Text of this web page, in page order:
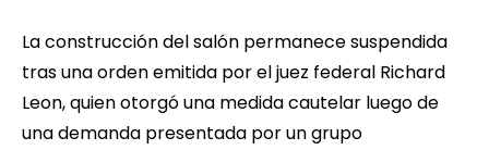
La construcción del salón permanece suspendida
tras una orden emitida por el juez federal Richard
Leon, quien otorgó una medida cautelar luego de
una demanda presentada por un grupo